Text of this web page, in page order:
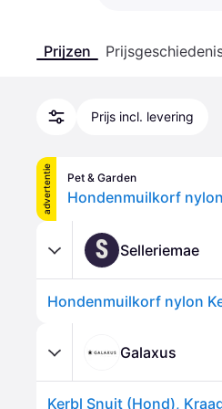
Prijzen
Prijs incl. levering
advertentie Pet & Garden
Hondenmuilkorf
S Selleriemae
Hondenmuilkorf nylon
Galaxus
Kerbl Snuit (Hond),